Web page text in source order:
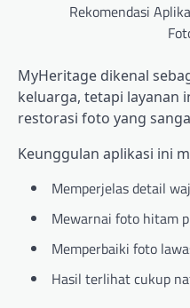
Rekomendasi
MyHeritage dikenal
keluarga, tetapi layanan
restorasi foto yang
Keunggulan aplikasi ini
Memperjelas detail
Mewarnai foto hitam
Memperbaiki foto
Hasil terlihat cukup